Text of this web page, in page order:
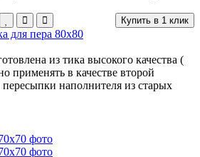
Купить в 1 клик
для пера 80х80
из тика высокого качества (
применять в качестве второй
наполнителя из старых